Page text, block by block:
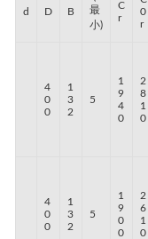
d D B
最
小)
C
r
0
r
4
0
0
1
3
2
5
1
9
4
0
2
8
1
0
4
0
0
1
3
2
5
1
9
0
0
2
6
1
0